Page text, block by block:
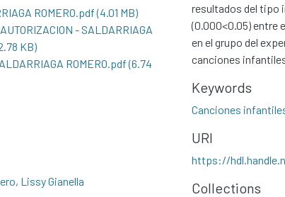
ROMERO.pdf(4.01 MB)
- SALDARRIAGA
KB)
ROMERO.pdf(6.74
Lissy Gianella
resultados del tipo
(0.000<0.05) entre
en el grupo del
canciones
Keywords
Canciones
URI
https://
Collections